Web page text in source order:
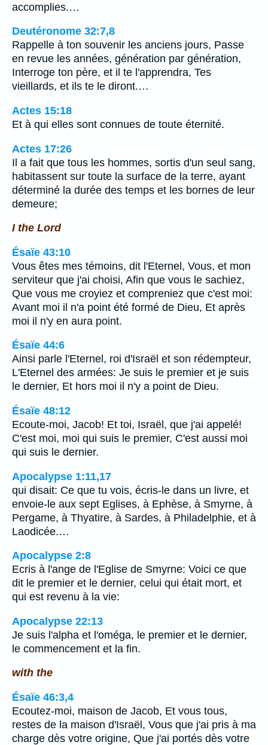
accomplies.…
Deutéronome 32:7,8
Rappelle à ton souvenir les anciens jours, Passe
en revue les années, génération par génération,
Interroge ton père, et il te l'apprendra, Tes
vieillards, et ils te le diront.…
Actes 15:18
Et à qui elles sont connues de toute éternité.
Actes 17:26
Il a fait que tous les hommes, sortis d'un seul sang,
habitassent sur toute la surface de la terre, ayant
déterminé la durée des temps et les bornes de leur
demeure;
I the Lord
Ésaïe 43:10
Vous êtes mes témoins, dit l'Eternel, Vous, et mon
serviteur que j'ai choisi, Afin que vous le sachiez,
Que vous me croyiez et compreniez que c'est moi:
Avant moi il n'a point été formé de Dieu, Et après
moi il n'y en aura point.
Ésaïe 44:6
Ainsi parle l'Eternel, roi d'Israël et son rédempteur,
L'Eternel des armées: Je suis le premier et je suis
le dernier, Et hors moi il n'y a point de Dieu.
Ésaïe 48:12
Ecoute-moi, Jacob! Et toi, Israël, que j'ai appelé!
C'est moi, moi qui suis le premier, C'est aussi moi
qui suis le dernier.
Apocalypse 1:11,17
qui disait: Ce que tu vois, écris-le dans un livre, et
envoie-le aux sept Eglises, à Ephèse, à Smyrne, à
Pergame, à Thyatire, à Sardes, à Philadelphie, et à
Laodicée.…
Apocalypse 2:8
Ecris à l'ange de l'Eglise de Smyrne: Voici ce que
dit le premier et le dernier, celui qui était mort, et
qui est revenu à la vie:
Apocalypse 22:13
Je suis l'alpha et l'oméga, le premier et le dernier,
le commencement et la fin.
with the
Ésaïe 46:3,4
Ecoutez-moi, maison de Jacob, Et vous tous,
restes de la maison d'Israël, Vous que j'ai pris à ma
charge dès votre origine, Que j'ai portés dès votre